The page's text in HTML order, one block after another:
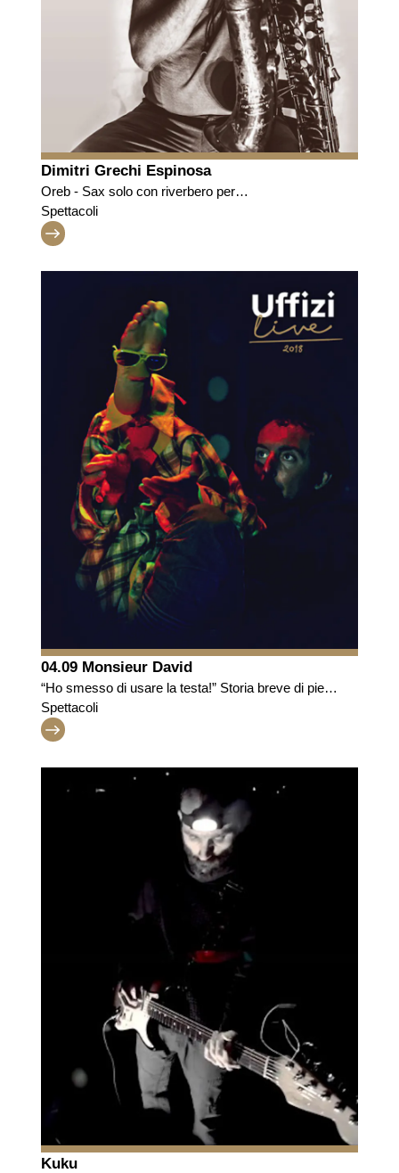
Dimitri Grechi Espinosa
Oreb - Sax solo con riverbero per
preghiere/meditazioni sul tema della Maestà divina
nelle pale d’altare medievali.
Spettacoli
04.09 Monsieur David
“Ho smesso di usare la testa!” Storia breve di piedi
consapevoli
Spettacoli
Kuku